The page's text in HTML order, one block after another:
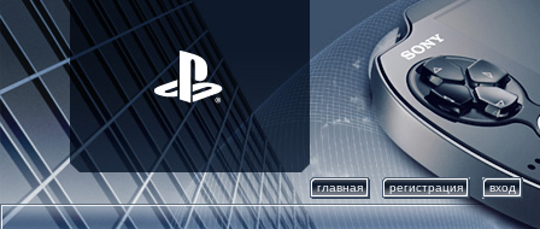
главная регистрация вход